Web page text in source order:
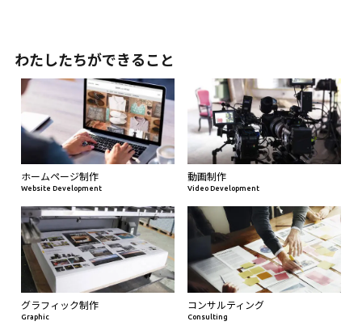
わたしたちができること
ホームページ制作
Website Development
動画制作
Video Development
グラフィック制作
Graphic
コンサルティング
Consulting